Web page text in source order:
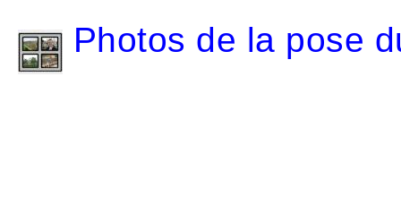
Photos de la pose